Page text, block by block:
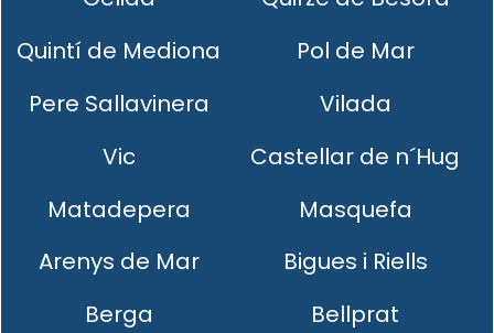
Quintí de Mediona
Pol de Mar
Pere Sallavinera
Vilada
Vic
Castellar de n´Hug
Matadepera
Masquefa
Arenys de Mar
Bigues i Riells
Berga
Bellprat